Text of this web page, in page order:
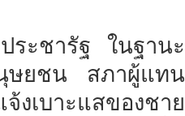
ระชารัฐ
ในฐานะ
ษยชน
สภาผู้แทน
งเบาะแสของชาย